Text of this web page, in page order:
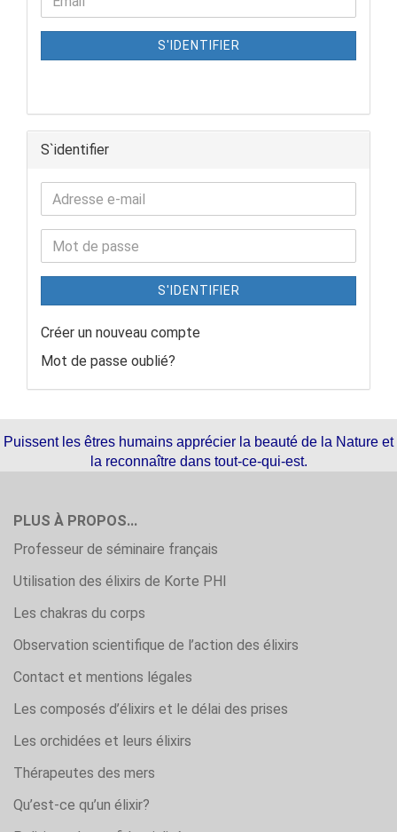
S'IDENTIFIER
S`identifier
S'IDENTIFIER
Créer un nouveau compte
Mot de passe oublié?
Puissent les êtres humains apprécier la beauté de la Nature et
la reconnaître dans tout-ce-qui-est.
PLUS À PROPOS...
Professeur de séminaire français
Utilisation des élixirs de Korte PHI
Les chakras du corps
Observation scientifique de l’action des élixirs
Contact et mentions légales
Les composés d’élixirs et le délai des prises
Les orchidées et leurs élixirs
Thérapeutes des mers
Qu’est-ce qu’un élixir?